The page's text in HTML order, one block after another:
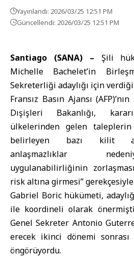
Yayınlandı: 2026/03/25 12:51 PM
Güncellendi: 2026/03/25 12:51 PM
Santiago (SANA) – Şili
Michelle Bachelet’in
Sekreterliği adaylığı için
Fransız Basın Ajansı
Dışişleri Bakanlığı,
ülkelerinden gelen
belirleyen bazı kilit
anlaşmazlıklar
uygulanabilirliğinin
risk altına girmesi” gerekçesiyle
Gabriel Boric hükümeti,
ile koordineli olarak
Genel Sekreter Antonio
erecek ikinci dönemi sonrası
öngörüyordu.